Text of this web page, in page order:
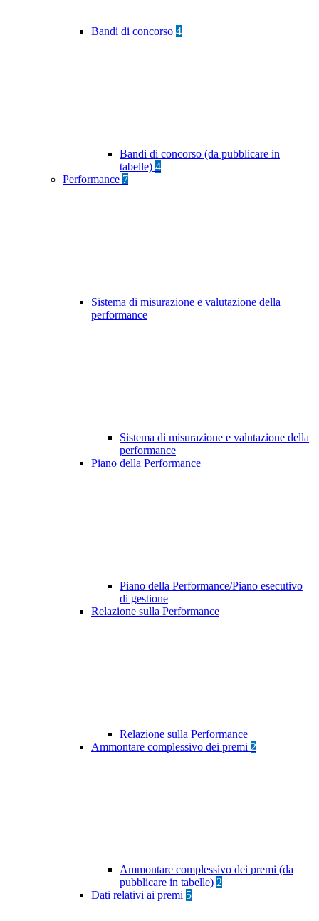
Bandi di concorso 4
Bandi di concorso (da pubblicare in
tabelle) 4
Performance 7
Sistema di misurazione e valutazione della
performance
Sistema di misurazione e valutazione della
performance
Piano della Performance
Piano della Performance/Piano esecutivo
di gestione
Relazione sulla Performance
Relazione sulla Performance
Ammontare complessivo dei premi 2
Ammontare complessivo dei premi (da
pubblicare in tabelle) 2
Dati relativi ai premi 5